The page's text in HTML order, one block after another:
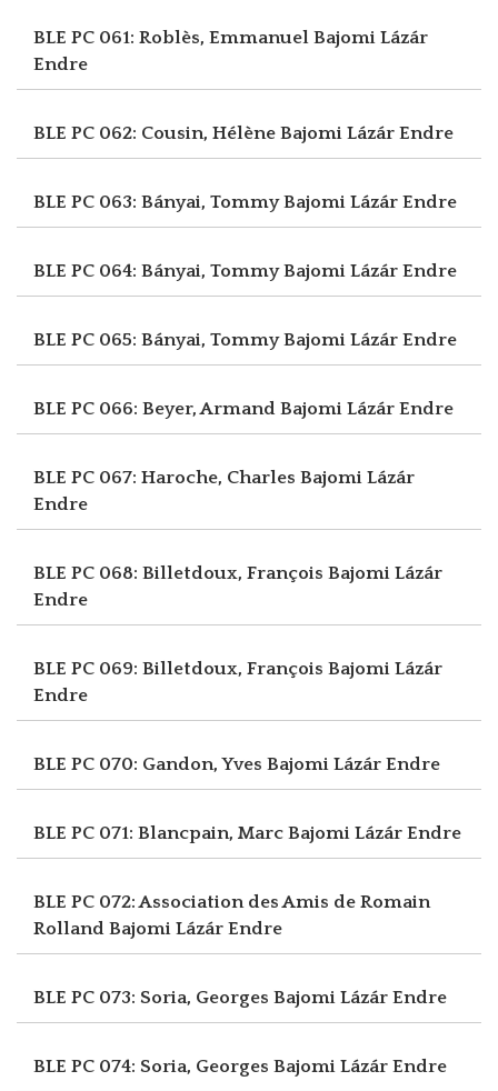
BLE PC 061: Roblès, Emmanuel Bajomi Lázár
Endre
BLE PC 062: Cousin, Hélène Bajomi Lázár Endre
BLE PC 063: Bányai, TommyBajomi Lázár Endre
BLE PC 064: Bányai, TommyBajomi Lázár Endre
BLE PC 065: Bányai, TommyBajomi Lázár Endre
BLE PC 066: Beyer, Armand Bajomi Lázár Endre
BLE PC 067: Haroche, Charles Bajomi Lázár
Endre
BLE PC 068: Billetdoux, François Bajomi Lázár
Endre
BLE PC 069: Billetdoux, François Bajomi Lázár
Endre
BLE PC 070: Gandon, Yves Bajomi Lázár Endre
BLE PC 071: Blancpain, Marc Bajomi Lázár Endre
BLE PC 072: Association des Amis de Romain
Rolland Bajomi Lázár Endre
BLE PC 073: Soria, Georges Bajomi Lázár Endre
BLE PC 074: Soria, Georges Bajomi Lázár Endre